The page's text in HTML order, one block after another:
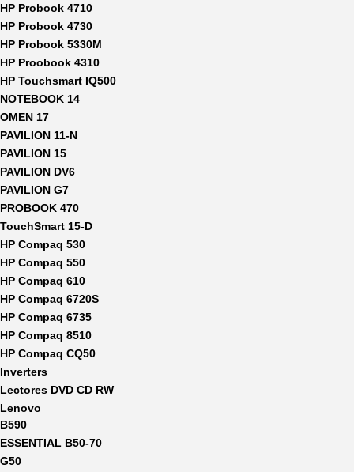
HP Probook 4710
HP Probook 4730
HP Probook 5330M
HP Proobook 4310
HP Touchsmart IQ500
NOTEBOOK 14
OMEN 17
PAVILION 11-N
PAVILION 15
PAVILION DV6
PAVILION G7
PROBOOK 470
TouchSmart 15-D
HP Compaq 530
HP Compaq 550
HP Compaq 610
HP Compaq 6720S
HP Compaq 6735
HP Compaq 8510
HP Compaq CQ50
Inverters
Lectores DVD CD RW
Lenovo
B590
ESSENTIAL B50-70
G50